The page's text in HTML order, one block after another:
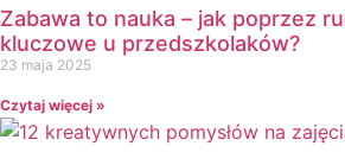
Dzień Kolorowej Skarpetki
Dzień Kota
Dzień kropki
Dzień Kubusia Puchatka
Zabawa to nauka – jak poprzez
kluczowe u przedszkolaków?
23 maja 2025
Czytaj więcej »